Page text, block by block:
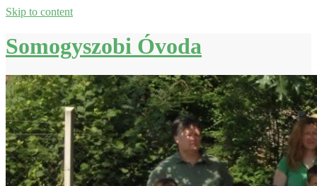
Skip to content
Somogyszobi Óvoda